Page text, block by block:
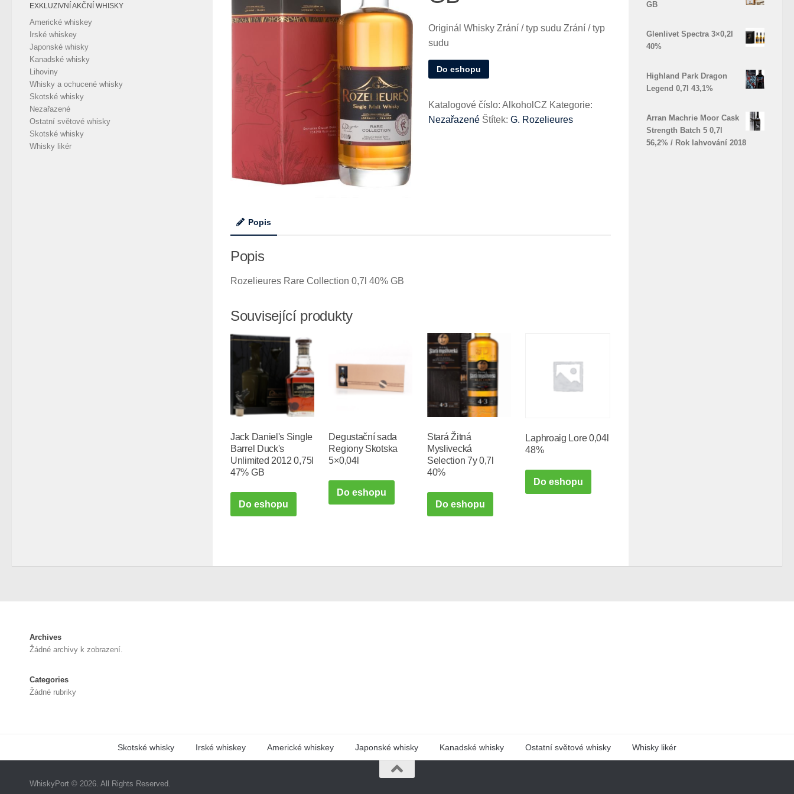
Originál Whisky Zrání / typ sudu Zrání / typ
sudu
Do eshopu
Katalogové číslo: AlkoholCZ Kategorie:
Nezařazené Štítek: G. Rozelieures
Popis
Popis
Rozelieures Rare Collection 0,7l 40% GB
Související produkty
Jack Daniel's Single
Barrel Duck's
Unlimited 2012 0,75l
47% GB
Do eshopu
Degustační sada
Regiony Skotska
5×0,04l
Do eshopu
Stará Žitná
Myslivecká
Selection 7y 0,7l
40%
Do eshopu
Laphroaig Lore 0,04l
48%
Do eshopu
EXKLUZIVNÍ AKČNÍ WHISKY
Americké whiskey
Irské whiskey
Japonské whisky
Kanadské whisky
Lihoviny
Whisky a ochucené whisky
Skotské whisky
Nezařazené
Ostatní světové whisky
Skotské whisky
Whisky likér
GB
Glenlivet Spectra 3×0,2l
40%
Highland Park Dragon
Legend 0,7l 43,1%
Arran Machrie Moor Cask
Strength Batch 5 0,7l
56,2% / Rok lahvování 2018
Archives
Žádné archivy k zobrazení.
Categories
Žádné rubriky
Skotské whisky Irské whiskey Americké whiskey Japonské whisky Kanadské whisky Ostatní světové whisky Whisky likér
WhiskyPort © 2026. All Rights Reserved.